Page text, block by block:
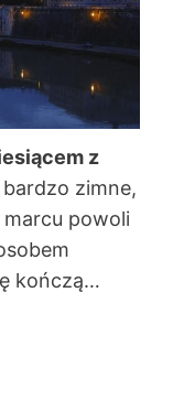
z
zimne,
powoli
kończą…